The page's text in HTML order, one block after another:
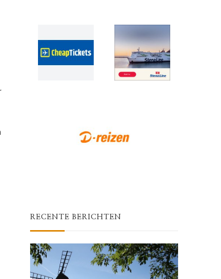
RECENTE BERICHTEN